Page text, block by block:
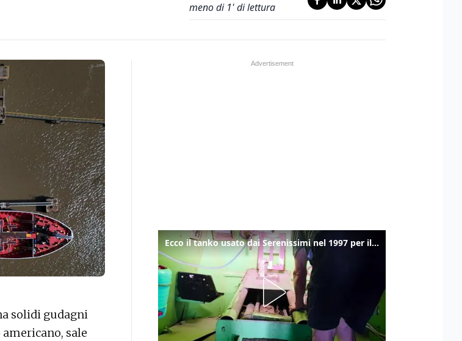
meno di 1' di lettura
solidi gudagni
sale
Ecco il tanko usato dai Serenissimi nel 1997 per il blitz a San Marco